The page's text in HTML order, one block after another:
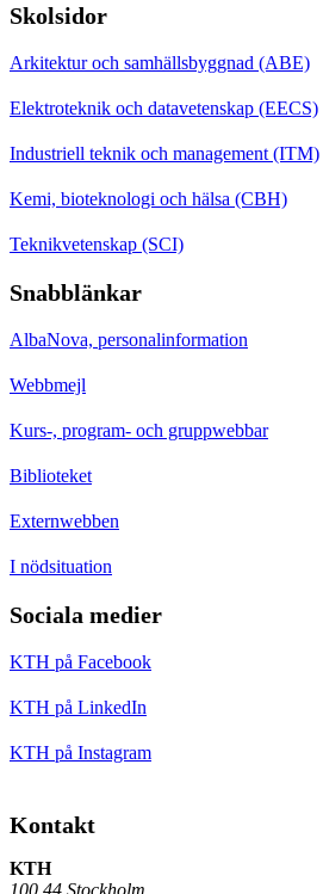
Skolsidor
Arkitektur och samhällsbyggnad (ABE)
Elektroteknik och datavetenskap (EECS)
Industriell teknik och management (ITM)
Kemi, bioteknologi och hälsa (CBH)
Teknikvetenskap (SCI)
Snabblänkar
AlbaNova, personalinformation
Webbmejl
Kurs-, program- och gruppwebbar
Biblioteket
Externwebben
I nödsituation
Sociala medier
KTH på Facebook
KTH på LinkedIn
KTH på Instagram
Kontakt
KTH
100 44 Stockholm